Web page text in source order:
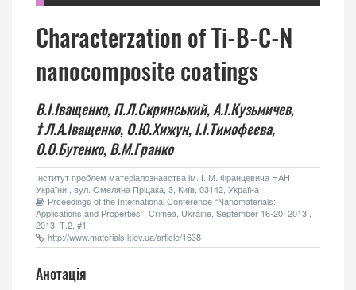
Characterzation of Ti-B-C-N
nanocomposite coatings
В.І.Іващенко, П.Л.Скринський, А.І.Кузьмичев,
†Л.А.Іващенко, О.Ю.Хижун, І.І.Тимофєєва,
О.О.Бутенко, В.М.Гранко
Інститут проблем матеріалознавства ім. І. М. Францевича НАН
України , вул. Омеляна Пріцака, 3, Київ, 03142, Україна
Prceedings of the International Conference “Nanomaterials:
Applications and Properties”, Crimea, Ukraine, September 16-20, 2013.,
2013, Т.2, #1
http://www.materials.kiev.ua/article/1638
Анотація